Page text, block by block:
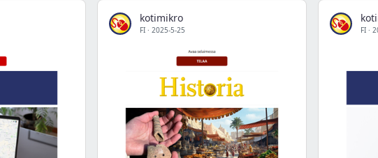
kotimikro
FI · 2025-5-25 FI ·